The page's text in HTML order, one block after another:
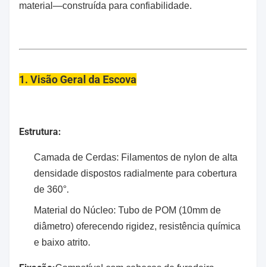
material—construída para confiabilidade.
1. Visão Geral da Escova
Estrutura:
Camada de Cerdas: Filamentos de nylon de alta
densidade dispostos radialmente para cobertura
de 360°.
Material do Núcleo: Tubo de POM (10mm de
diâmetro) oferecendo rigidez, resistência química
e baixo atrito.